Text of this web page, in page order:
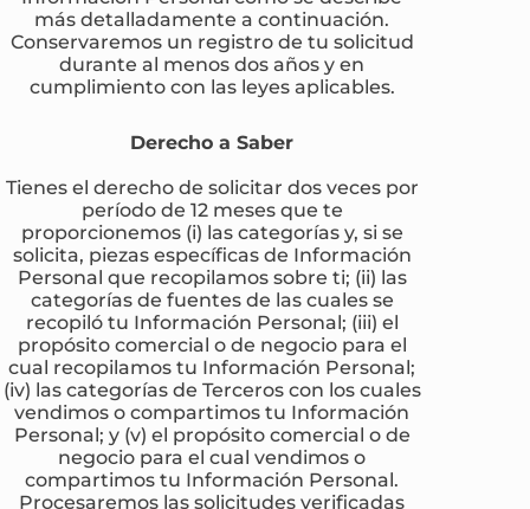
más detalladamente a continuación.
Conservaremos un registro de tu solicitud
durante al menos dos años y en
cumplimiento con las leyes aplicables.
Derecho a Saber
Tienes el derecho de solicitar dos veces por
período de 12 meses que te
proporcionemos (i) las categorías y, si se
solicita, piezas específicas de Información
Personal que recopilamos sobre ti; (ii) las
categorías de fuentes de las cuales se
recopiló tu Información Personal; (iii) el
propósito comercial o de negocio para el
cual recopilamos tu Información Personal;
(iv) las categorías de Terceros con los cuales
vendimos o compartimos tu Información
Personal; y (v) el propósito comercial o de
negocio para el cual vendimos o
compartimos tu Información Personal.
Procesaremos las solicitudes verificadas